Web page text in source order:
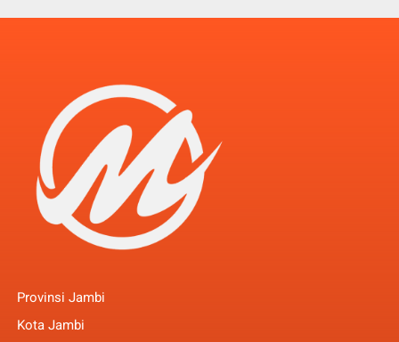
Provinsi Jambi
Kota Jambi